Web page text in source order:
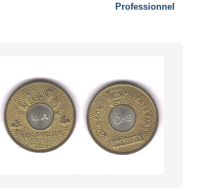
Professionnel